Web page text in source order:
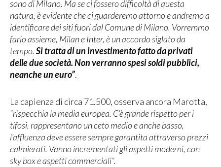
sono di Milano. Ma se ci fossero difficoltà di questa
natura, è evidente che ci guarderemo attorno e andremo a
identificare dei siti fuori dal Comune di Milano. Vorremmo
farlo assieme, Milan e Inter, è un accordo siglato da
tempo. Si tratta di un investimento fatto da privati
delle due società. Non verranno spesi soldi pubblici,
neanche un euro”.
La capienza di circa 71.500, osserva ancora Marotta,
“rispecchia la media europea. C’è grande rispetto per i
tifosi, rappresentano un ceto medio e anche basso,
l’affluenza deve essere sempre garantita attraverso prezzi
calmierati. Vanno incrementati gli aspetti moderni, con
sky box e aspetti commerciali”.